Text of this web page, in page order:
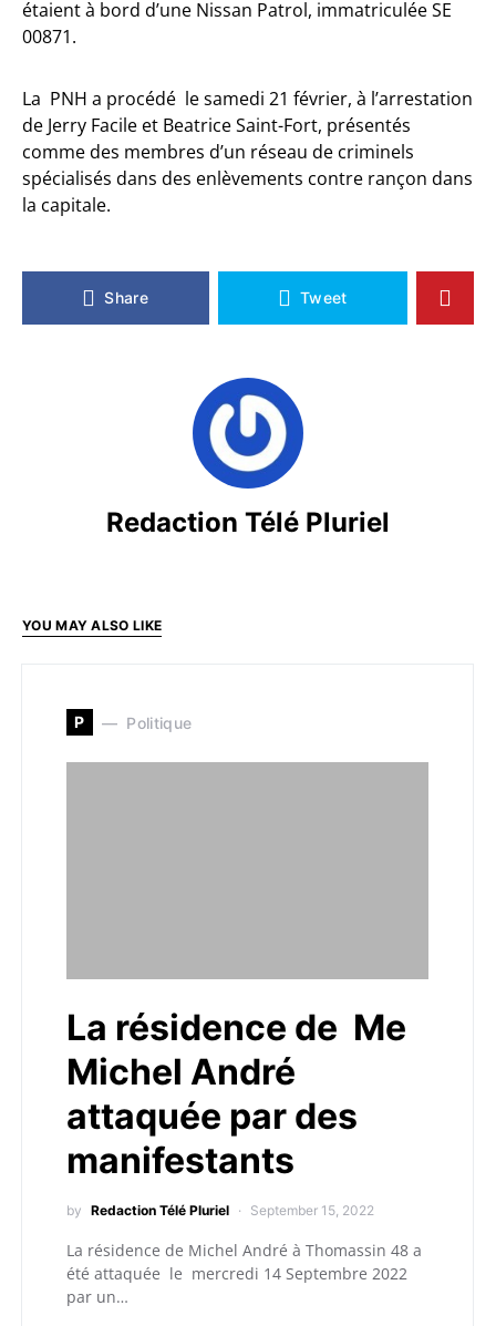
étaient à bord d’une Nissan Patrol, immatriculée SE
00871.
La PNH a procédé le samedi 21 février, à l’arrestation
de Jerry Facile et Beatrice Saint-Fort, présentés
comme des membres d’un réseau de criminels
spécialisés dans des enlèvements contre rançon dans
la capitale.
Share Tweet
Redaction Télé Pluriel
YOU MAY ALSO LIKE
P Politique
La résidence de Me
Michel André
attaquée par des
manifestants
by Redaction Télé Pluriel September 15, 2022
La résidence de Michel André à Thomassin 48 a
été attaquée le mercredi 14 Septembre 2022
par un…